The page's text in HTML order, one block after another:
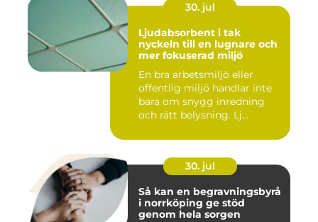
30. jul
Ljudabsorbent i tak
nyckeln till en lugnare och
mer fokuserad miljö
En bra arbetsmiljö eller
offentlig miljö handlar inte
bara om snygg inredning
och rätt belysning. Lj...
30. jul
Så kan en begravningsbyrå
i norrköping ge stöd
genom hela sorgen